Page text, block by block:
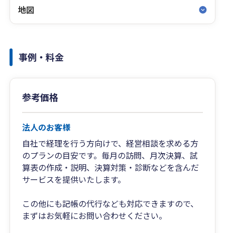
地図
事例・料金
参考価格
法人のお客様
自社で経理を行う方向けで、経営相談を求める方
のプランの目安です。毎月の訪問、月次決算、試
算表の作成・説明、決算対策・診断などを含んだ
サービスを提供いたします。
この他にも記帳の代行なども対応できますので、
まずはお気軽にお問い合わせください。